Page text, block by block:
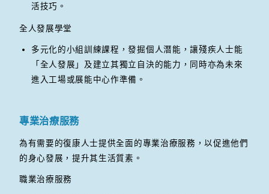
活技巧。
全人發展學堂
多元化的小組訓練課程，發掘個人潛能，讓殘疾人士能
「全人發展」及建立其獨立自決的能力，同時亦為未來
進入工場或展能中心作準備。
專業治療服務
為有需要的復康人士提供全面的專業治療服務，以促進他們
的身心發展，提升其生活質素。
職業治療服務